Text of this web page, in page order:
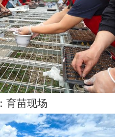
：育苗现场